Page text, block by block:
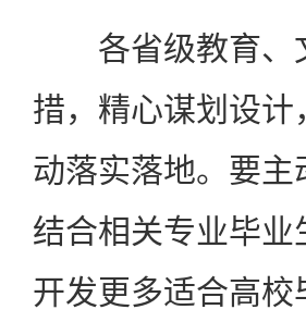
各省级教育、
措，精心谋划设
动落实落地。要
结合相关专业毕
开发更多适合高